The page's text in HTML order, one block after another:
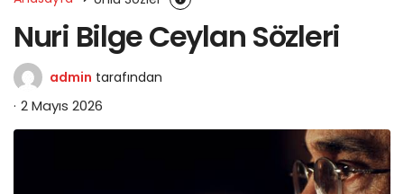
Nuri Bilge Ceylan Sözleri
admin tarafından
2 Mayıs 2026